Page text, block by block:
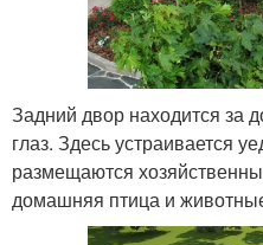
Задний двор находится за
глаз. Здесь устраивается
размещаются
домашняя птица и